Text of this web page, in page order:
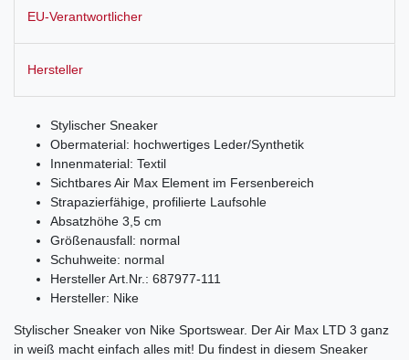
EU-Verantwortlicher
Hersteller
Stylischer Sneaker
Obermaterial: hochwertiges Leder/Synthetik
Innenmaterial: Textil
Sichtbares Air Max Element im Fersenbereich
Strapazierfähige, profilierte Laufsohle
Absatzhöhe 3,5 cm
Größenausfall: normal
Schuhweite: normal
Hersteller Art.Nr.: 687977-111
Hersteller: Nike
Stylischer Sneaker von Nike Sportswear. Der Air Max LTD 3 ganz
in weiß macht einfach alles mit! Du findest in diesem Sneaker